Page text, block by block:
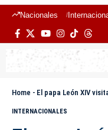
Nacionales
Home - El papa León XIV
INTERNACIONALES